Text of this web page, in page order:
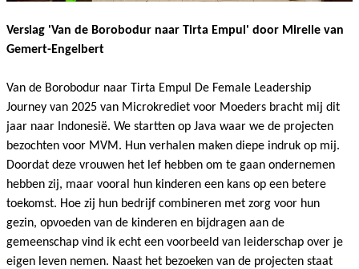
Verslag 'Van de Borobodur naar Tirta Empul' door Mirelle van
Gemert-Engelbert
Van de Borobodur naar Tirta Empul De Female Leadership
Journey van 2025 van Microkrediet voor Moeders bracht mij dit
jaar naar Indonesië. We startten op Java waar we de projecten
bezochten voor MVM. Hun verhalen maken diepe indruk op mij.
Doordat deze vrouwen het lef hebben om te gaan ondernemen
hebben zij, maar vooral hun kinderen een kans op een betere
toekomst. Hoe zij hun bedrijf combineren met zorg voor hun
gezin, opvoeden van de kinderen en bijdragen aan de
gemeenschap vind ik echt een voorbeeld van leiderschap over je
eigen leven nemen. Naast het bezoeken van de projecten staat